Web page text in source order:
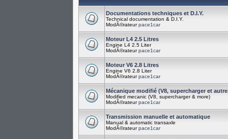
Documentations techniques et D.I.Y.
Technical documentation & D.I.Y.
ModÃ©rateurpace1car
Moteur L4 2.5 Litres
Engine L4 2.5 Liter
ModÃ©rateurpace1car
Moteur V6 2.8 Litres
Engine V6 2.8 Liter
ModÃ©rateurpace1car
Mécanique modifié (V8, supercharger et
Modified mecanic (V8, supercharger & more)
ModÃ©rateurpace1car
Transmission manuelle et automatique
Manual & automatic transaxle
ModÃ©rateurpace1car